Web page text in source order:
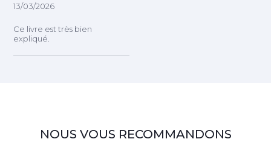
13/03/2026
Ce livre est très bien
expliqué.
NOUS VOUS RECOMMANDONS